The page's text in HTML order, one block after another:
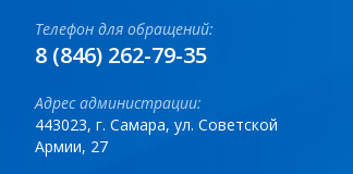
Телефон для обращений:
8 (846) 262-79-35
Адрес администрации:
443023, г. Самара, ул. Советской
Армии, 27